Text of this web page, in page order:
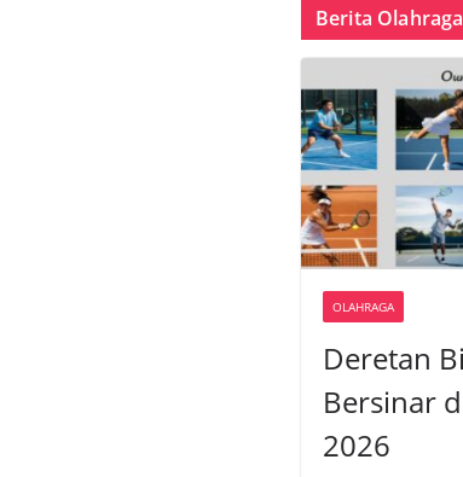
Berita Olahraga
OLAHRAGA
Deretan
Bersinar
2026